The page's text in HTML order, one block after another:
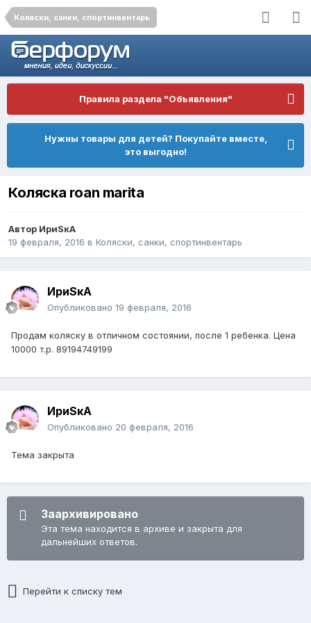
Коляски, санки, спортинвентарь
Правила раздела "Объявления"
Нужны товары для детей? Покупайте вместе,
это выгодно!
Коляска roan marita
Автор ИриSкА
19 февраля, 2016 в Коляски, санки, спортинвентарь
ИриSкА
Опубликовано 19 февраля, 2016
Продам коляску в отличном состоянии, после 1 ребенка. Цена
10000 т.р. 89194749199
ИриSкА
Опубликовано 20 февраля, 2016
Тема закрыта
Заархивировано
Эта тема находится в архиве и закрыта для
дальнейших ответов.
Перейти к списку тем